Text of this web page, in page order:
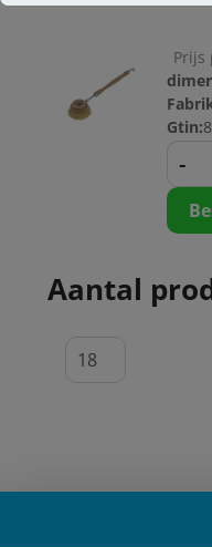
Prijs
Gtin:
-
Aantal